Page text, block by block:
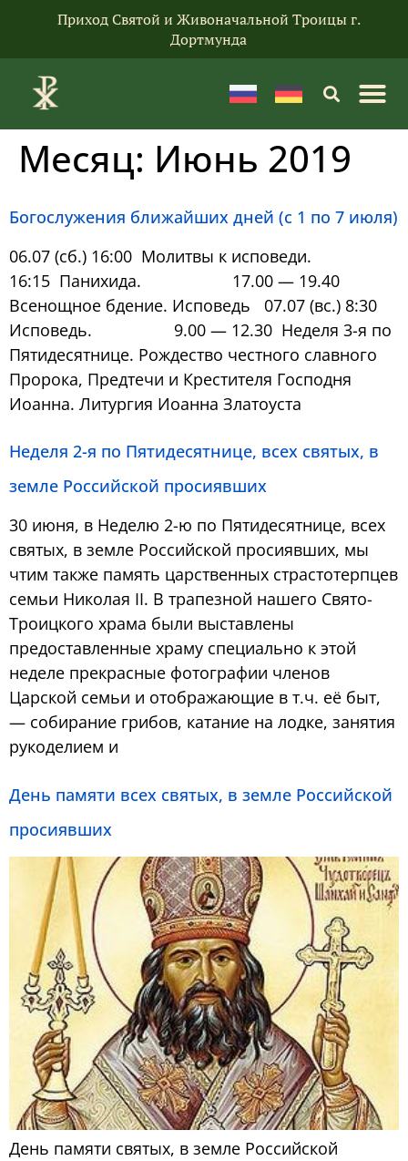
Приход Святой и Живоначальной Троицы г.
Дортмунда
Месяц: Июнь 2019
Богослужения ближайших дней (с 1 по 7 июля)
06.07 (сб.) 16:00 Молитвы к исповеди.
16:15 Панихида. 17.00 — 19.40
Всенощное бдение. Исповедь 07.07 (вс.) 8:30
Исповедь. 9.00 — 12.30 Неделя 3-я по
Пятидесятнице. Рождество честного славного
Пророка, Предтечи и Крестителя Господня
Иоанна. Литургия Иоанна Златоуста
Неделя 2-я по Пятидесятнице, всех святых, в
земле Российской просиявших
30 июня, в Неделю 2-ю по Пятидесятнице, всех
святых, в земле Российской просиявших, мы
чтим также память царственных страстотерпцев
семьи Николая II. В трапезной нашего Свято-
Троицкого храма были выставлены
предоставленные храму специально к этой
неделе прекрасные фотографии членов
Царской семьи и отображающие в т.ч. её быт,
— собирание грибов, катание на лодке, занятия
рукоделием и
День памяти всех святых, в земле Российской
просиявших
День памяти святых, в земле Российской